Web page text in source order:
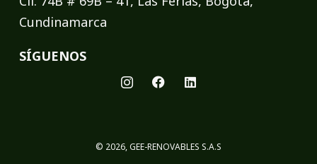
Cundinamarca
SÍGUENOS
© 2026, GEE-RENOVABLES S.A.S